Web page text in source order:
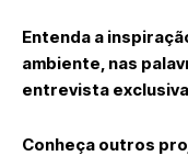
Entenda a
ambiente, nas
entrevista
Conheça outros